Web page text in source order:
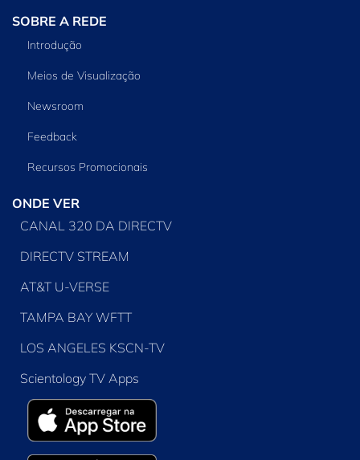
SOBRE A REDE
Introdução
Meios de Visualização
Newsroom
Feedback
Recursos Promocionais
ONDE VER
CANAL 320 DA DIRECTV
DIRECTV STREAM
AT&T U-VERSE
TAMPA BAY WFTT
LOS ANGELES KSCN-TV
Scientology TV Apps